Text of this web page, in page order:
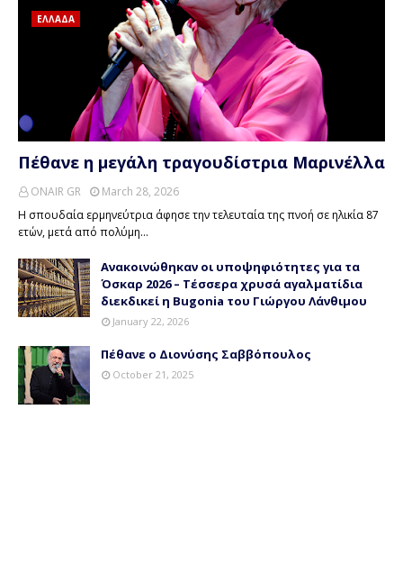
ΕΛΛΑΔΑ
Πέθανε η μεγάλη τραγουδίστρια Μαρινέλλα
ONAIR GR
March 28, 2026
Η σπουδαία ερμηνεύτρια άφησε την τελευταία της πνοή σε ηλικία 87
ετών, μετά από πολύμη…
Ανακοινώθηκαν οι υποψηφιότητες για τα
Όσκαρ 2026 – Τέσσερα χρυσά αγαλματίδια
διεκδικεί η Bugonia του Γιώργου Λάνθιμου
January 22, 2026
Πέθανε ο Διονύσης Σαββόπουλος
October 21, 2025